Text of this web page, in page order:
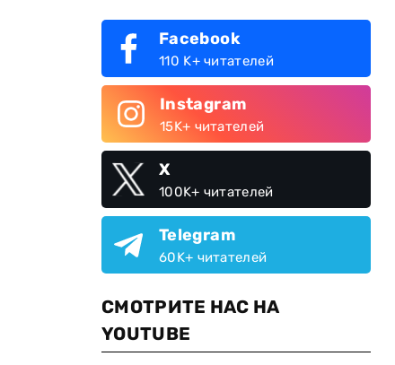
Facebook
110 K+ читателей
Instagram
15K+ читателей
X
100K+ читателей
Telegram
60K+ читателей
СМОТРИТЕ НАС НА
YOUTUBE